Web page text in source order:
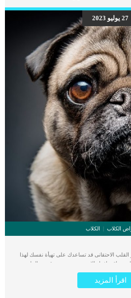
27 يوليو 2023
الكلاب الكلاب
الاحتقانى قد تساعدك على تهيأة نفسك لهذا
وباقى افراد الاسرة. يعتبر مرض قصور القلب
التى يمكن ان يتعرض لها جميع الكائنات الحية بما فى
يعتبر عضوا رئيسيا فى جسم الكلاب, واى قصور به
اقرأ المزيد